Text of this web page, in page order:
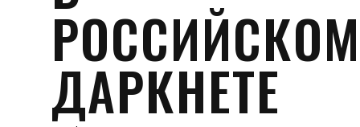
РОССИЙСКОМ
ДАРКНЕТЕ